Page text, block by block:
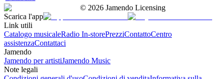
© 2026 Jamendo Licensing
Scarica l'app
Link utili
Catalogo musicaleRadio In-storePrezziContattoCentro
assistenzaContattaci
Jamendo
Jamendo per artistiJamendo Music
Note legali